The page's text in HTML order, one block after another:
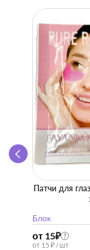
Патчи для
Блок
от 15₽ ?
от 15 ₽ / шт